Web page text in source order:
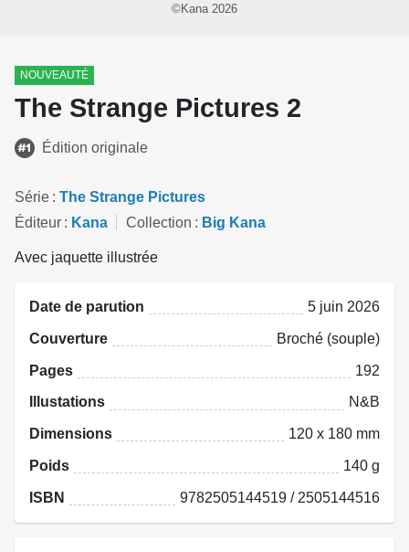
©Kana 2026
NOUVEAUTÉ
The Strange Pictures 2
Édition originale
Série
The Strange Pictures
Éditeur
Kana Collection Big Kana
Avec jaquette illustrée
Date de parution 5 juin 2026
Couverture Broché (souple)
Pages 192
Illustations N&B
Dimensions 120 x 180 mm
Poids 140 g
ISBN 9782505144519 / 2505144516